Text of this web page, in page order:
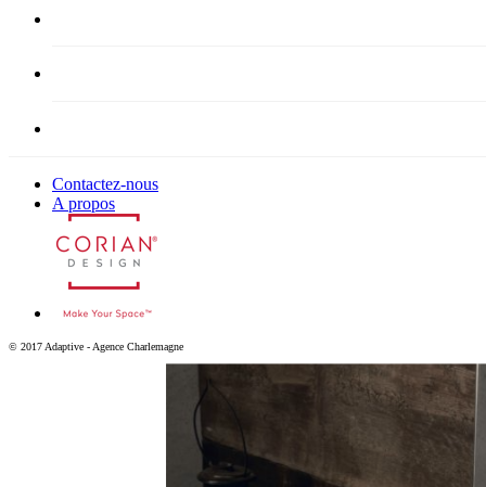
Contactez-nous
A propos
© 2017 Adaptive - Agence Charlemagne